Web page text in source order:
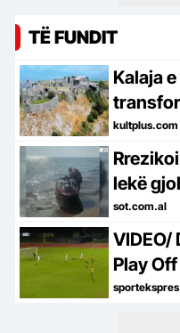
TË FUNDIT
Kalaja
kultplus.com
lekë
Ski në
sot.com.al
VIDEO/
Play
mbyll